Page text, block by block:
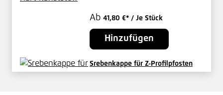
Ab 41,80 €* / Je Stück
Hinzufügen
Srebenkappe für Z-Profilpfosten